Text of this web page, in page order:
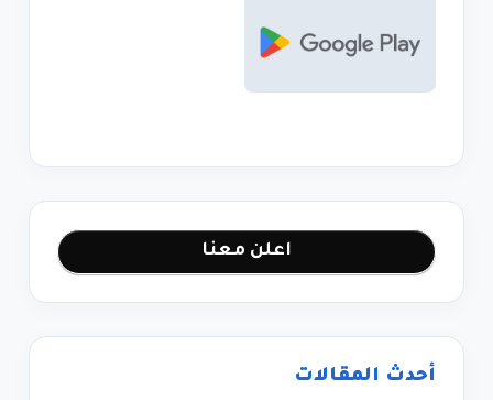
اعلن معنا
أحدث المقالات